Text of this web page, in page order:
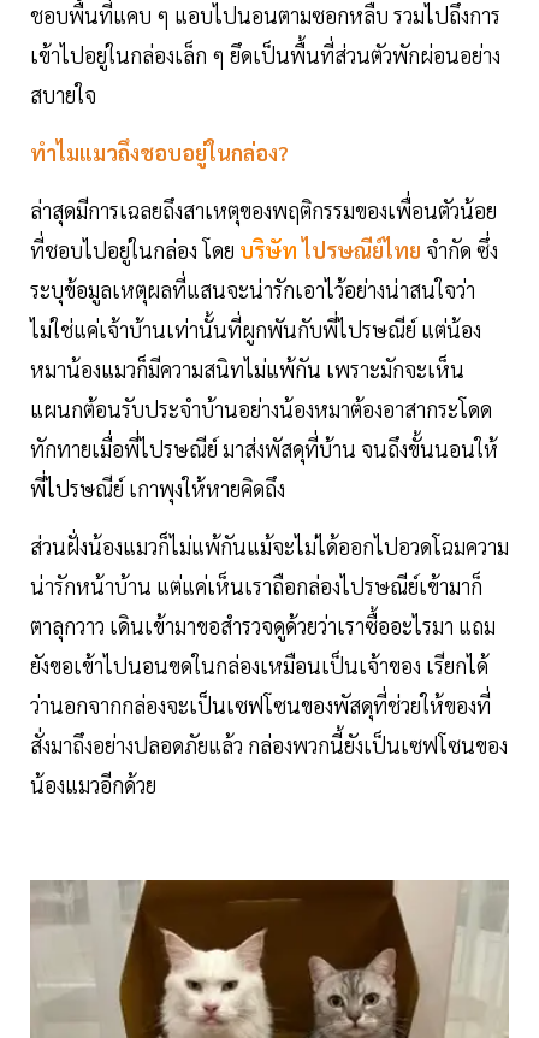
ชอบพื้นที่แคบ ๆ แอบไปนอนตามซอกหลืบ รวมไปถึงการ
เข้าไปอยู่ในกล่องเล็ก ๆ ยึดเป็นพื้นที่ส่วนตัวพักผ่อนอย่าง
สบายใจ
ทำไมแมวถึงชอบอยู่ในกล่อง?
ล่าสุดมีการเฉลยถึงสาเหตุของพฤติกรรมของเพื่อนตัวน้อย
ที่ชอบไปอยู่ในกล่อง โดย บริษัทไปรษณีย์ไทย จำกัด ซึ่ง
ระบุข้อมูลเหตุผลที่แสนจะน่ารักเอาไว้อย่างน่าสนใจว่า
ไม่ใช่แค่เจ้าบ้านเท่านั้นที่ผูกพันกับพี่ไปรษณีย์ แต่น้อง
หมาน้องแมวก็มีความสนิทไม่แพ้กัน เพราะมักจะเห็น
แผนกต้อนรับประจำบ้านอย่างน้องหมาต้องอาสากระโดด
ทักทายเมื่อพี่ไปรษณีย์ มาส่งพัสดุที่บ้าน จนถึงขั้นนอนให้
พี่ไปรษณีย์ เกาพุงให้หายคิดถึง
ส่วนฝั่งน้องแมวก็ไม่แพ้กันแม้จะไม่ได้ออกไปอวดโฉมความ
น่ารักหน้าบ้าน แต่แค่เห็นเราถือกล่องไปรษณีย์เข้ามาก็
ตาลุกวาว เดินเข้ามาขอสำรวจดูด้วยว่าเราซื้ออะไรมา แถม
ยังขอเข้าไปนอนขดในกล่องเหมือนเป็นเจ้าของ เรียกได้
ว่านอกจากกล่องจะเป็นเซฟโซนของพัสดุที่ช่วยให้ของที่
สั่งมาถึงอย่างปลอดภัยแล้ว กล่องพวกนี้ยังเป็นเซฟโซนของ
น้องแมวอีกด้วย